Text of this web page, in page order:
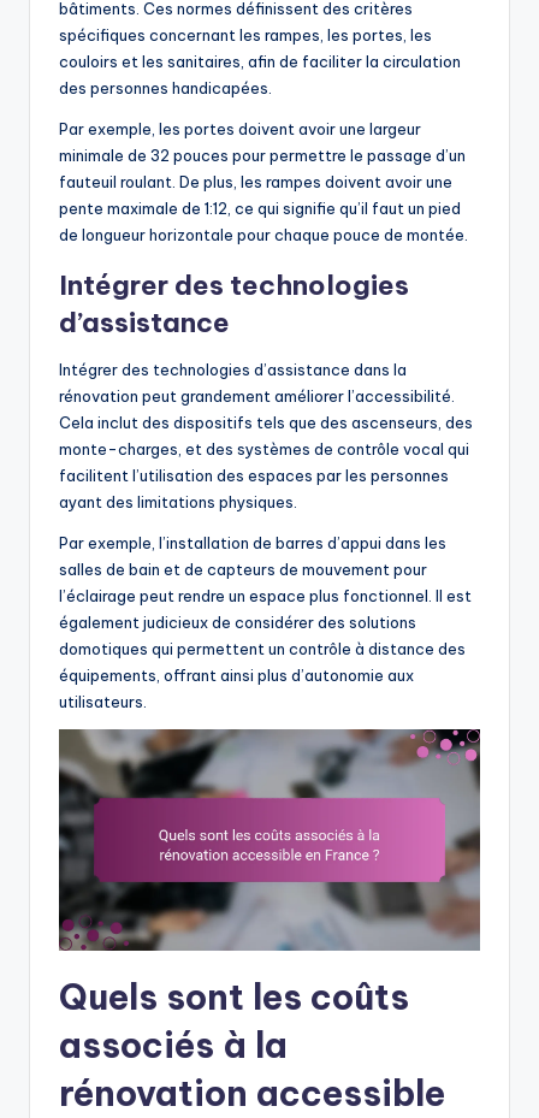
bâtiments. Ces normes définissent des critères
spécifiques concernant les rampes, les portes, les
couloirs et les sanitaires, afin de faciliter la circulation
des personnes handicapées.
Par exemple, les portes doivent avoir une largeur
minimale de 32 pouces pour permettre le passage d’un
fauteuil roulant. De plus, les rampes doivent avoir une
pente maximale de 1:12, ce qui signifie qu’il faut un pied
de longueur horizontale pour chaque pouce de montée.
Intégrer des technologies
d’assistance
Intégrer des technologies d’assistance dans la
rénovation peut grandement améliorer l’accessibilité.
Cela inclut des dispositifs tels que des ascenseurs, des
monte-charges, et des systèmes de contrôle vocal qui
facilitent l’utilisation des espaces par les personnes
ayant des limitations physiques.
Par exemple, l’installation de barres d’appui dans les
salles de bain et de capteurs de mouvement pour
l’éclairage peut rendre un espace plus fonctionnel. Il est
également judicieux de considérer des solutions
domotiques qui permettent un contrôle à distance des
équipements, offrant ainsi plus d’autonomie aux
utilisateurs.
Quels sont les coûts
associés à la
rénovation accessible